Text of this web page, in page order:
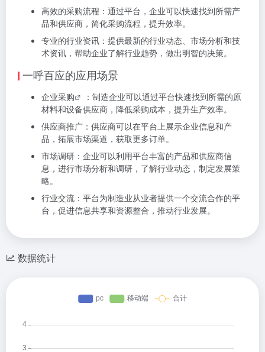
高效的采购流程：通过平台，企业可以快速找到所需产
品和供应商，简化采购流程，提升效率。
专业的行业资讯：提供最新的行业动态、市场分析和技
术资讯，帮助企业了解行业趋势，做出明智的决策。
一呼百应的应用场景
企业采购
：制造企业可以通过平台快速找到所需的原
材料和设备供应商，降低采购成本，提升生产效率。
供应商推广：供应商可以在平台上展示企业信息和产
品，拓展市场渠道，获取更多订单。
市场调研：企业可以利用平台丰富的产品和供应商信
息，进行市场分析和调研，了解行业动态，制定发展策
略。
行业交流：平台为制造业从业者提供一个交流合作的平
台，促进信息共享和资源整合，推动行业发展。
数据统计